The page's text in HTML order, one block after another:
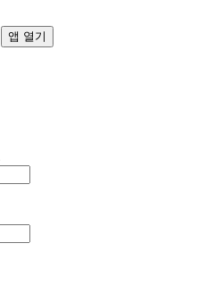
앱 열기